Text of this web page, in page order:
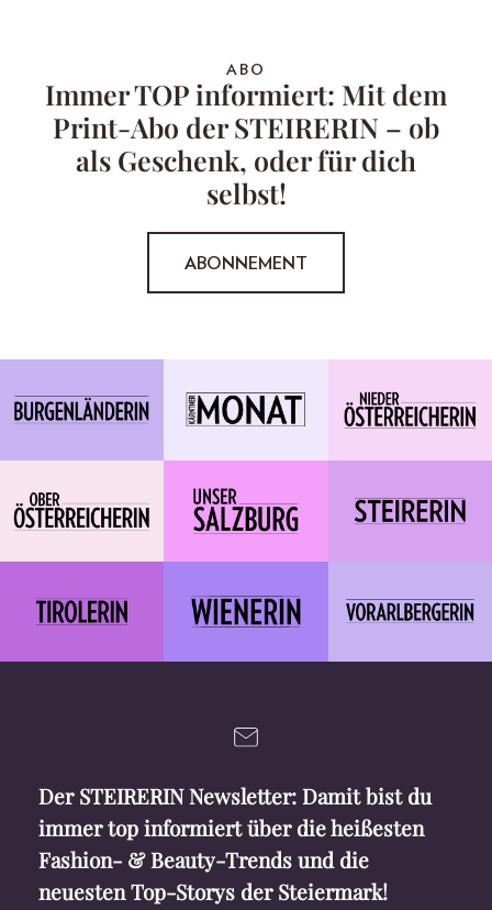
ABO
Immer TOP informiert: Mit dem
Print-Abo der STEIRERIN – ob
als Geschenk, oder für dich
selbst!
ABONNEMENT
Der STEIRERIN Newsletter: Damit bist du
immer top informiert über die heißesten
Fashion- & Beauty-Trends und die
neuesten Top-Storys der Steiermark!